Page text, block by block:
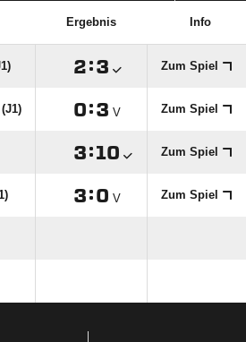
Ergebnis Info
: Zum Spiel
: V Zum Spiel
: Zum Spiel
: V Zum Spiel